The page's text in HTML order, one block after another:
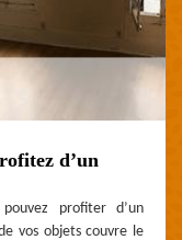
d’un
profiter d’un
vos objets couvre le